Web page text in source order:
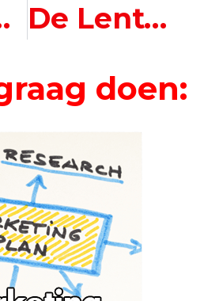
Komende Jaar De Lente Komt & Marketing op de Markt: Simpele Acties voor Marktondernemers
doen: